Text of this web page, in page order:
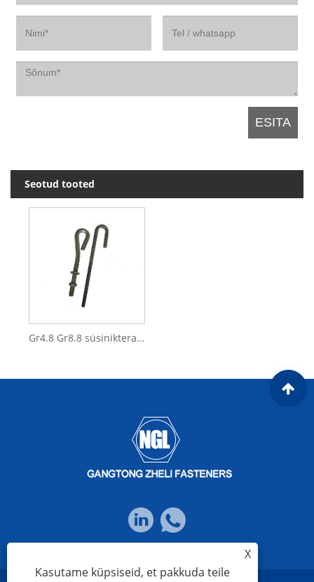
Seotud tooted
Gr4.8 Gr8.8 süsinikterasest kuumtsingitud vundamendipolt
X
Kasutame küpsiseid, et pakkuda teile